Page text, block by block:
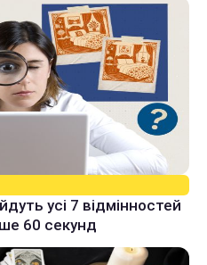
усі 7 відмінностей
60 секунд